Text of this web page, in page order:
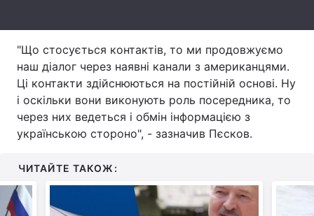
"Що стосується контактів, то ми продовжуємо
наш діалог через наявні канали з американцями.
Ці контакти здійснюються на постійній основі. Ну
і оскільки вони виконують роль посередника, то
через них ведеться і обмін інформацією з
українською стороно", - зазначив Пєсков.
ЧИТАЙТЕ ТАКОЖ: